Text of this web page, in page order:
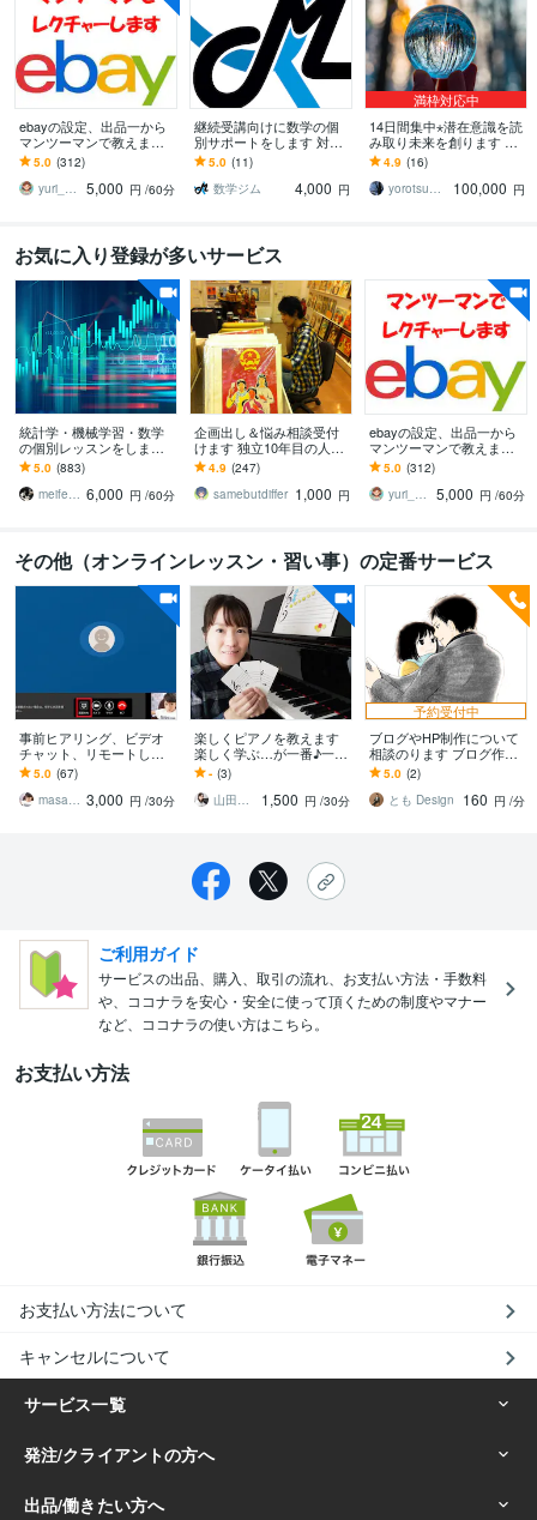
ebayの設定、出品一から
マンツーマンで教えます e
bayの設定から初出品まで
責任をもってお手伝いい
たします
5.0 (312)
yuri_ebayの家庭教師
5,000 円 /60分
継続受講向けに数学の個
別サポートをします 対話
重視で丁寧に理解を深め
る継続指導
5.0 (11)
数学ジム
4,000 円
満枠対応中
14日間集中⋆潜在意識を読
み取り未来を創ります チ
ャネリング＋ヒーリング
完全伴走プレミアム
4.9 (16)
yorotsume ヒーリングセラピスト
100,000 円
お気に入り登録が多いサービス
統計学・機械学習・数学
の個別レッスンをします
これから学びたい人・使
いたい人向けにオンライ
ンで個別レッスン
5.0 (883)
meifelyuki 6,000 円 /60分
企画出し＆悩み相談受付
けます 独立10年目の人気
クリエイターが代わりに
アイデアを出します
4.9 (247)
samebutdiffer 1,000 円
ebayの設定、出品一から
マンツーマンで教えます e
bayの設定から初出品まで
責任をもってお手伝いい
たします
5.0 (312)
yuri_ebayの家庭教師
5,000 円 /60分
その他（オンラインレッスン・習い事）の定番サービス
事前ヒアリング、ビデオ
チャット、リモートしま
す IT苦手、ちょっとした
悩み、相談、愚痴、不安
なこと、試したい
5.0 (67)
masawanAE ̔̓̿ͩ͂ͬ͊͐͗̑ 3,000 円 /30分
楽しくピアノを教えます
楽しく学ぶ…が一番♪一緒
に楽しい時間を過ごしま
しょう♪
- (3)
山田ピアノ・エレクトーン教室
1,500 円 /30分
予約受付中
ブログやHP制作について
相談のります ブログ作成
やHP作成についてお気軽
にご相談下さい
5.0 (2)
とも Design
160 円 /分
ご利用ガイド
サービスの出品、購入、取引の流れ、お支払い方法・手数料
や、ココナラを安心・安全に使って頂くための制度やマナー
など、ココナラの使い方はこちら。
お支払い方法
お支払い方法について
キャンセルについて